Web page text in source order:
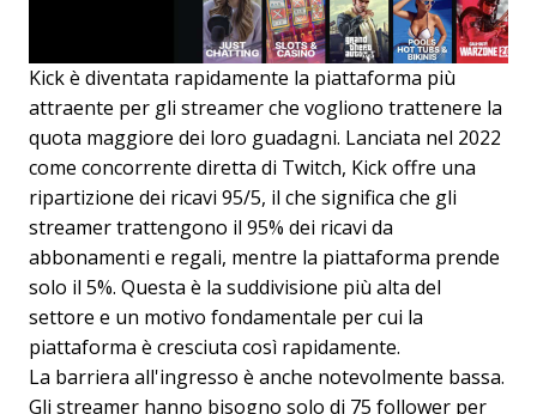
Kick è diventata rapidamente la piattaforma più
attraente per gli streamer che vogliono trattenere la
quota maggiore dei loro guadagni. Lanciata nel 2022
come concorrente diretta di Twitch, Kick offre una
ripartizione dei ricavi 95/5, il che significa che gli
streamer trattengono il 95% dei ricavi da
abbonamenti e regali, mentre la piattaforma prende
solo il 5%. Questa è la suddivisione più alta del
settore e un motivo fondamentale per cui la
piattaforma è cresciuta così rapidamente.
La barriera all'ingresso è anche notevolmente bassa.
Gli streamer hanno bisogno solo di 75 follower per